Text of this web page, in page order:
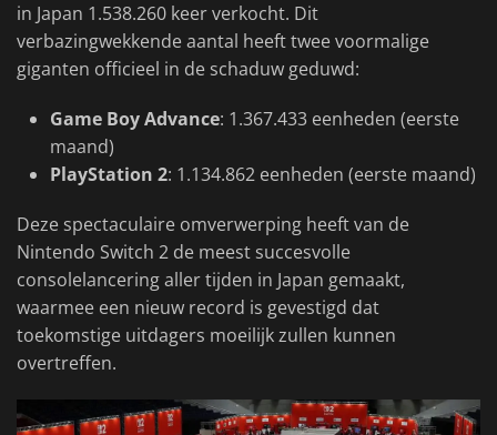
in Japan 1.538.260 keer verkocht. Dit
verbazingwekkende aantal heeft twee voormalige
giganten officieel in de schaduw geduwd:
Game Boy Advance: 1.367.433 eenheden (eerste
maand)
PlayStation 2: 1.134.862 eenheden (eerste maand)
Deze spectaculaire omverwerping heeft van de
Nintendo Switch 2 de meest succesvolle
consolelancering aller tijden in Japan gemaakt,
waarmee een nieuw record is gevestigd dat
toekomstige uitdagers moeilijk zullen kunnen
overtreffen.